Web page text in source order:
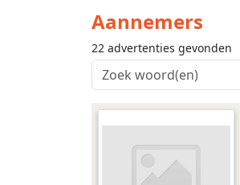
Aannemers
22 advertenties gevonden